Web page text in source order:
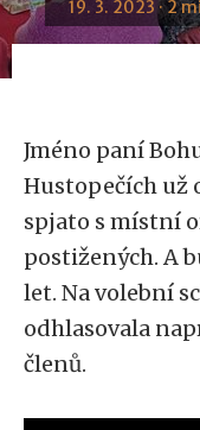
19. 3. 2023 · 2
Jméno paní
Hustopečích už
spjato s místní
postižených. A
let. Na volební
odhlasovala
členů.